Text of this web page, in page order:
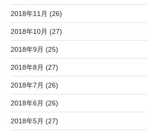
2018年11月 (26)
2018年10月 (27)
2018年9月 (25)
2018年8月 (27)
2018年7月 (26)
2018年6月 (26)
2018年5月 (27)